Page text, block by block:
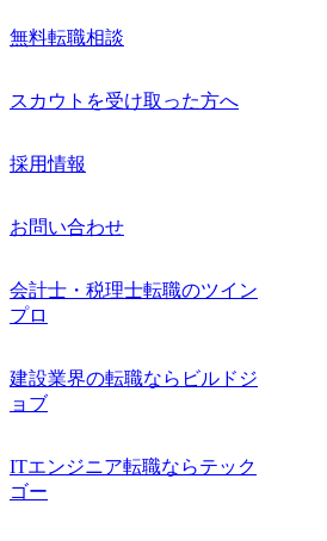
無料転職相談
スカウトを受け取った方へ
採用情報
お問い合わせ
会計士・税理士転職のツイン
プロ
建設業界の転職ならビルドジ
ョブ
ITエンジニア転職ならテック
ゴー